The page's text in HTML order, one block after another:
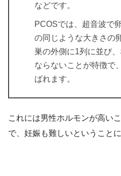
などです。
PCOSでは、超音波で
の同じような大きさの
巣の外側に1列に並び
ならないことが特徴で、
ばれます。
これには男性ホルモンが高い
で、妊娠も難しいということに